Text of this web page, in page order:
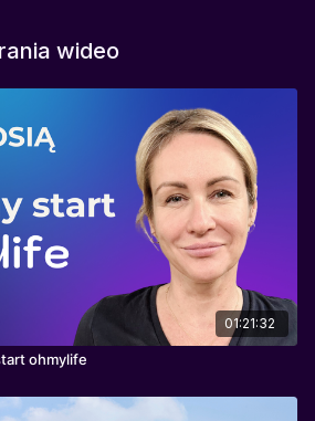
wideo
01:21:32
ohmylife